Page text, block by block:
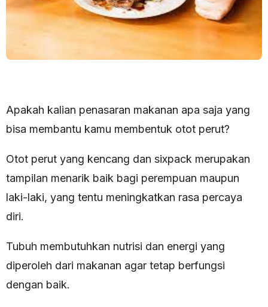
Apakah kalian penasaran makanan apa saja yang
bisa membantu kamu membentuk otot perut?
Otot perut yang kencang dan sixpack merupakan
tampilan menarik baik bagi perempuan maupun
laki-laki, yang tentu meningkatkan rasa percaya
diri.
Tubuh membutuhkan nutrisi dan energi yang
diperoleh dari makanan agar tetap berfungsi
dengan baik.